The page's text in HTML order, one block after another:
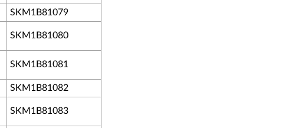
SKM1B81079
SKM1B81080
SKM1B81081
SKM1B81082
SKM1B81083